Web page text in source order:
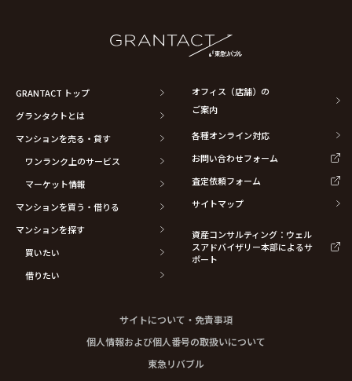
GRANTACT トップ
グランタクトとは
マンションを売る・貸す
ワンランク上のサービス
マーケット情報
マンションを買う・借りる
マンションを探す
買いたい
借りたい
オフィス（店舗）の
ご案内
各種オンライン対応
お問い合わせフォーム
査定依頼フォーム
サイトマップ
資産コンサルティング：ウェル
スアドバイザリー本部によるサ
ポート
サイトについて・免責事項
個人情報および個人番号の取扱いについて
東急リバブル